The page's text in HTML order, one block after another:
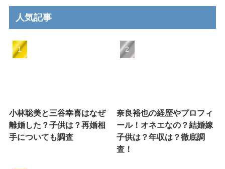
人気記事
小林聡美と三谷幸喜はなぜ
離婚した？子供は？再婚相
手についても調査
奈良裕也の経歴やプロフィ
ール！オネエなの？結婚嫁
子供は？年収は？徹底調
査！